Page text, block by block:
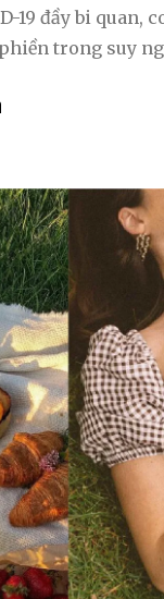
19 đầy bi quan,
trong suy